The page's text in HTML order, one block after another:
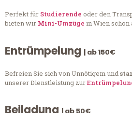
Perfekt für Studierende oder den
bieten wir Mini-Umzüge in Wien schon
Entrümpelung | ab 150€
Befreien Sie sich von Unnötigem und
unserer Dienstleistung zur
Beiladung